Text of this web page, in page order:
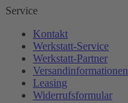
Service
Kontakt
Werkstatt-Service
Werkstatt-Partner
Versandinformationen
Leasing
Widerrufsformular